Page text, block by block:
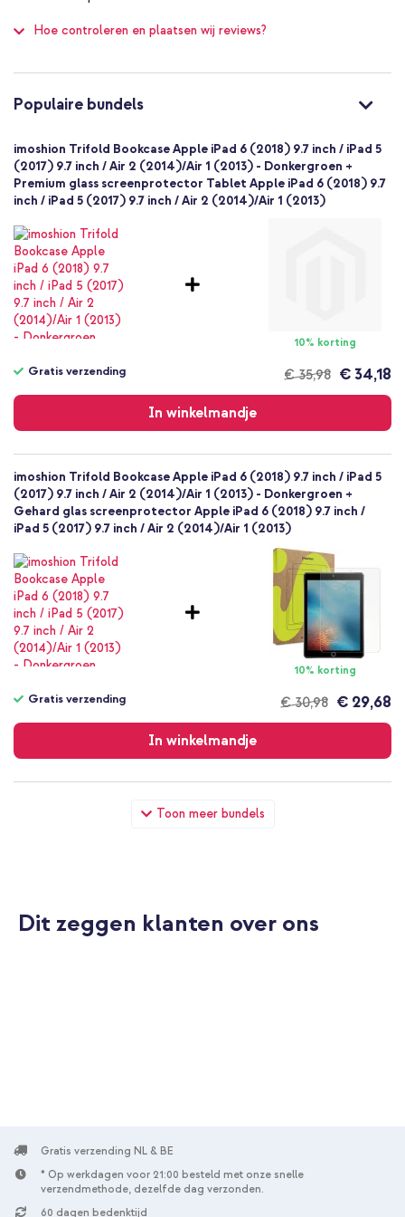
Heeft een handige auto-wake functie
iPad201739257909
Kunstleer
Nee
Bookcase
Hoesje
Hoe controleren en plaatsen wij reviews?
Populaire bundels
Toon meer bundels
imoshion Trifold Bookcase Apple iPad 6 (2018) 9.7 inch / iPad 5
(2017) 9.7 inch / Air 2 (2014)/Air 1 (2013) - Donkergroen +
Premium glass screenprotector Tablet Apple iPad 6 (2018) 9.7
inch / iPad 5 (2017) 9.7 inch / Air 2 (2014)/Air 1 (2013)
10% korting
€ 35,98
Gratis verzending € 34,18
In winkelmandje
verzending
imoshion Trifold Bookcase Apple iPad 6 (2018) 9.7 inch / iPad 5
(2017) 9.7 inch / Air 2 (2014)/Air 1 (2013) - Donkergroen +
Gehard glas screenprotector Apple iPad 6 (2018) 9.7 inch /
iPad 5 (2017) 9.7 inch / Air 2 (2014)/Air 1 (2013)
10% korting
€ 30,98
Gratis verzending € 29,68
In winkelmandje
verzending
imoshion Trifold Bookcase Apple iPad 6 (2018) 9.7 inch / iPad 5
(2017) 9.7 inch / Air 2 (2014)/Air 1 (2013) - Donkergroen + Wall
(2017) 9.7 inch / Air 2 (2014)/Air 1 (2013) - Donkergroen +
Graphite stylus pen voor Apple iPad - Zwart
Dit zeggen klanten over ons
Gratis verzending NL & BE
* Op werkdagen voor 21:00 besteld met onze snelle
verzendmethode, dezelfde dag verzonden.
60 dagen bedenktijd